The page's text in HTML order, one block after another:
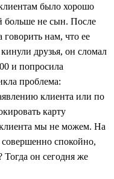
было хорошо
больше не сын. После
говорить нам, что ее
друзья, он сломал
и попросила
проблема:
клиента или по
карту
клиента мы не можем. На
спокойно,
он сегодня же